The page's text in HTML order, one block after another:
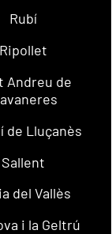
Rubí
Ripollet
Andreu de
de Lluçanès
Sallent
del Vallès
i la Geltrú